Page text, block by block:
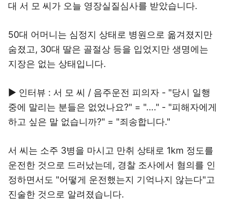
대 서 모 씨가 오늘 영장실질심사를 받았습니다.
50대 어머니는 심정지 상태로 병원으로 옮겨졌지만
숨졌고, 30대 딸은 골절상 등을 입었지만 생명에는
지장은 없는 상태입니다.
▶ 인터뷰 : 서 모 씨 / 음주운전 피의자 - "당시 일행
중에 말리는 분들은 없었나요?" = "…." - "피해자에게
하고 싶은 말 없습니까?" = "죄송합니다."
서 씨는 소주 3병을 마시고 만취 상태로 1km 정도를
운전한 것으로 드러났는데, 경찰 조사에서 혐의를 인
정하면서도 "어떻게 운전했는지 기억나지 않는다"고
진술한 것으로 알려졌습니다.